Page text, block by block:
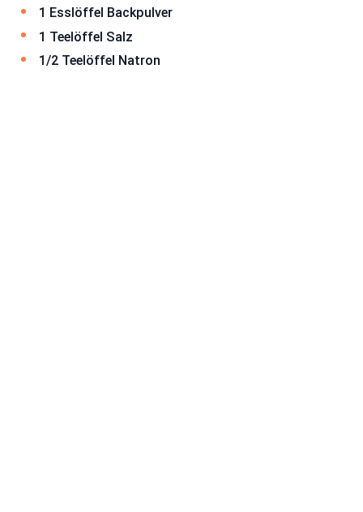
1 Esslöffel Backpulver
1 Teelöffel Salz
1/2 Teelöffel Natron